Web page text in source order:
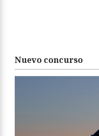
Nuevo concurso